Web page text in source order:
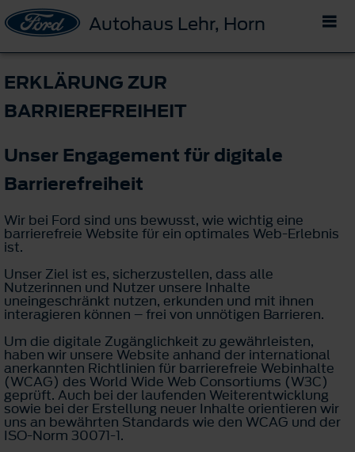
Autohaus Lehr, Horn
ERKLÄRUNG ZUR
BARRIEREFREIHEIT
Unser Engagement für digitale
Barrierefreiheit
Wir bei Ford sind uns bewusst, wie wichtig eine
barrierefreie Website für ein optimales Web-Erlebnis
ist.
Unser Ziel ist es, sicherzustellen, dass alle
Nutzerinnen und Nutzer unsere Inhalte
uneingeschränkt nutzen, erkunden und mit ihnen
interagieren können – frei von unnötigen Barrieren.
Um die digitale Zugänglichkeit zu gewährleisten,
haben wir unsere Website anhand der international
anerkannten Richtlinien für barrierefreie Webinhalte
(WCAG) des World Wide Web Consortiums (W3C)
geprüft. Auch bei der laufenden Weiterentwicklung
sowie bei der Erstellung neuer Inhalte orientieren wir
uns an bewährten Standards wie den WCAG und der
ISO-Norm 30071-1.